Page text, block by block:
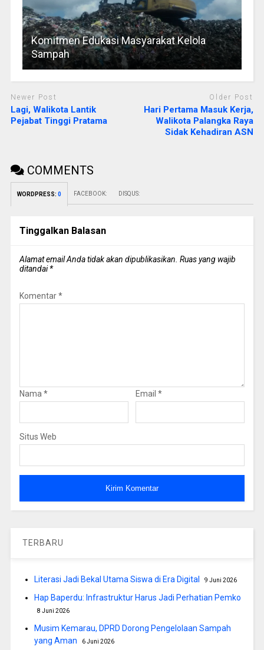
Komitmen Edukasi Masyarakat Kelola
Sampah
Newer Post
Lagi, Walikota Lantik
Pejabat Tinggi Pratama
Older Post
Hari Pertama Masuk Kerja,
Walikota Palangka Raya
Sidak Kehadiran ASN
COMMENTS
WORDPRESS: 0 FACEBOOK: DISQUS:
Tinggalkan Balasan
Alamat email Anda tidak akan dipublikasikan. Ruas yang wajib
ditandai*
Komentar*
Nama * Email *
Situs Web
TERBARU
Literasi Jadi Bekal Utama Siswa di Era Digital 9 Juni 2026
Hap Baperdu: Infrastruktur Harus Jadi Perhatian Pemko
8 Juni 2026
Musim Kemarau, DPRD Dorong Pengelolaan Sampah
yang Aman
6 Juni 2026